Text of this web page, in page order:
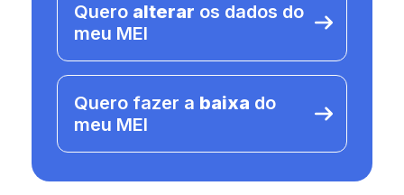
Quero alterar os dados do
meu MEI
Quero fazer a baixa do
meu MEI